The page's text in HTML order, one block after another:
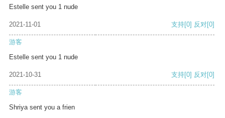
Estelle sent you 1 nude
2021-11-01 支持[0] 反对[0]
游客
Estelle sent you 1 nude
2021-10-31 支持[0] 反对[0]
游客
Shriya sent you a frien